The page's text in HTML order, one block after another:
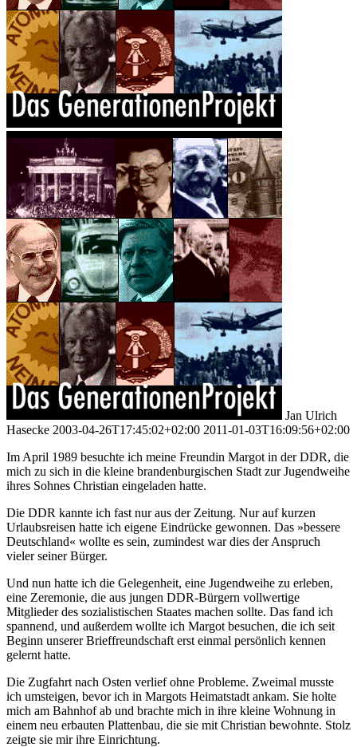
Jan Ulrich
Hasecke 2003-04-26T17:45:02+02:00 2011-01-03T16:09:56+02:00
Im April 1989 besuchte ich meine Freundin Margot in der DDR, die
mich zu sich in die kleine brandenburgischen Stadt zur Jugendweihe
ihres Sohnes Christian eingeladen hatte.
Die DDR kannte ich fast nur aus der Zeitung. Nur auf kurzen
Urlaubsreisen hatte ich eigene Eindrücke gewonnen. Das »bessere
Deutschland« wollte es sein, zumindest war dies der Anspruch
vieler seiner Bürger.
Und nun hatte ich die Gelegenheit, eine Jugendweihe zu erleben,
eine Zeremonie, die aus jungen DDR-Bürgern vollwertige
Mitglieder des sozialistischen Staates machen sollte. Das fand ich
spannend, und außerdem wollte ich Margot besuchen, die ich seit
Beginn unserer Brieffreundschaft erst einmal persönlich kennen
gelernt hatte.
Die Zugfahrt nach Osten verlief ohne Probleme. Zweimal musste
ich umsteigen, bevor ich in Margots Heimatstadt ankam. Sie holte
mich am Bahnhof ab und brachte mich in ihre kleine Wohnung in
einem neu erbauten Plattenbau, die sie mit Christian bewohnte. Stolz
zeigte sie mir ihre Einrichtung.